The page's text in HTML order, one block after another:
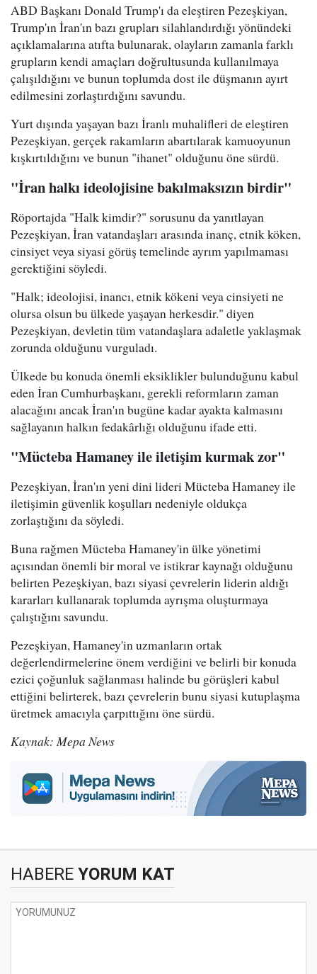
ABD Başkanı Donald Trump'ı da eleştiren Pezeşkiyan,
Trump'ın İran'ın bazı grupları silahlandırdığı yönündeki
açıklamalarına atıfta bulunarak, olayların zamanla farklı
grupların kendi amaçları doğrultusunda kullanılmaya
çalışıldığını ve bunun toplumda dost ile düşmanın ayırt
edilmesini zorlaştırdığını savundu.
Yurt dışında yaşayan bazı İranlı muhalifleri de eleştiren
Pezeşkiyan, gerçek rakamların abartılarak kamuoyunun
kışkırtıldığını ve bunun "ihanet" olduğunu öne sürdü.
"İran halkı ideolojisine bakılmaksızın birdir"
Röportajda "Halk kimdir?" sorusunu da yanıtlayan
Pezeşkiyan, İran vatandaşları arasında inanç, etnik köken,
cinsiyet veya siyasi görüş temelinde ayrım yapılmaması
gerektiğini söyledi.
"Halk; ideolojisi, inancı, etnik kökeni veya cinsiyeti ne
olursa olsun bu ülkede yaşayan herkesdir." diyen
Pezeşkiyan, devletin tüm vatandaşlara adaletle yaklaşmak
zorunda olduğunu vurguladı.
Ülkede bu konuda önemli eksiklikler bulunduğunu kabul
eden İran Cumhurbaşkanı, gerekli reformların zaman
alacağını ancak İran'ın bugüne kadar ayakta kalmasını
sağlayanın halkın fedakârlığı olduğunu ifade etti.
"Mücteba Hamaney ile iletişim kurmak zor"
Pezeşkiyan, İran'ın yeni dini lideri Mücteba Hamaney ile
iletişimin güvenlik koşulları nedeniyle oldukça
zorlaştığını da söyledi.
Buna rağmen Mücteba Hamaney'in ülke yönetimi
açısından önemli bir moral ve istikrar kaynağı olduğunu
belirten Pezeşkiyan, bazı siyasi çevrelerin liderin aldığı
kararları kullanarak toplumda ayrışma oluşturmaya
çalıştığını savundu.
Pezeşkiyan, Hamaney'in uzmanların ortak
değerlendirmelerine önem verdiğini ve belirli bir konuda
ezici çoğunluk sağlanması halinde bu görüşleri kabul
ettiğini belirterek, bazı çevrelerin bunu siyasi kutuplaşma
üretmek amacıyla çarpıttığını öne sürdü.
Kaynak: Mepa News
HABERE YORUM KAT